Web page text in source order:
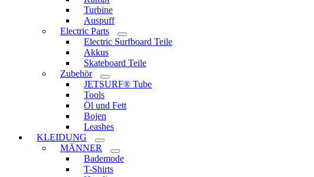
Turbine
Auspuff
Electric Parts
Electric Surfboard Teile
Akkus
Skateboard Teile
Zubehör
JETSURF® Tube
Tools
Öl und Fett
Bojen
Leashes
KLEIDUNG
MÄNNER
Bademode
T-Shirts